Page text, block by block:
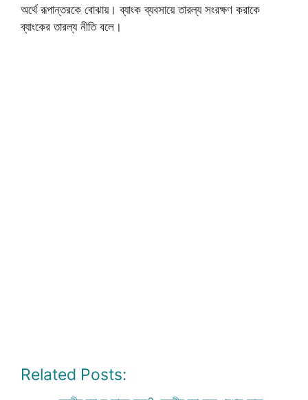
অর্থে রূপান্তরকে বোঝায়। ব্যাংক ব্যবসায়ে তারল্য সংরক্ষণ করাকে
ব্যাংকের তারল্য নীতি বলে।
Related Posts: